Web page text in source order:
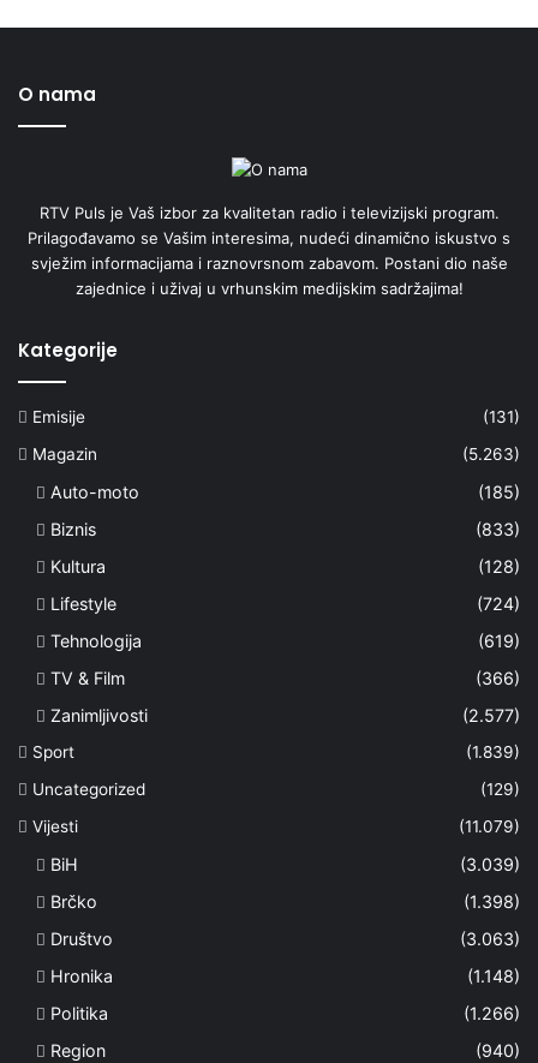
O nama
RTV Puls je Vaš izbor za kvalitetan radio i televizijski program.
Prilagođavamo se Vašim interesima, nudeći dinamično iskustvo s
svježim informacijama i raznovrsnom zabavom. Postani dio naše
zajednice i uživaj u vrhunskim medijskim sadržajima!
Kategorije
Emisije
(131)
Magazin
(5.263)
Auto-moto
(185)
Biznis
(833)
Kultura
(128)
Lifestyle
(724)
Tehnologija
(619)
TV & Film
(366)
Zanimljivosti
(2.577)
Sport
(1.839)
Uncategorized
(129)
Vijesti
(11.079)
BiH
(3.039)
Brčko
(1.398)
Društvo
(3.063)
Hronika
(1.148)
Politika
(1.266)
Region
(940)